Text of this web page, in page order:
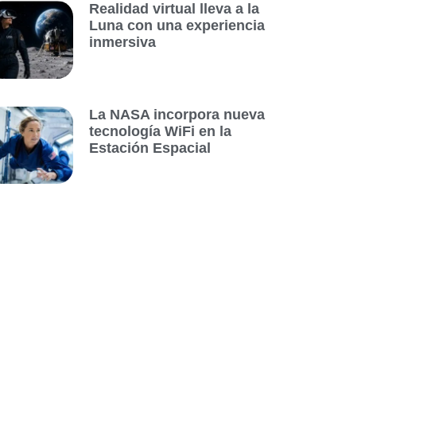
Realidad virtual lleva a la
Luna con una experiencia
inmersiva
La NASA incorpora nueva
tecnología WiFi en la
Estación Espacial